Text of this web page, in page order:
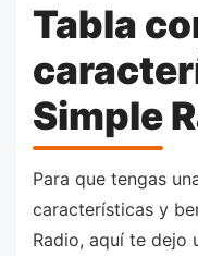
Tabla
Simple
Para que tengas
características y
Radio, aquí te dejo